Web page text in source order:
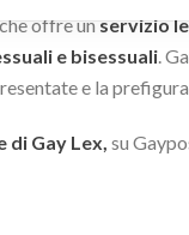
offre unservizio
e bisessuali.
e la
di Gay Lex, su